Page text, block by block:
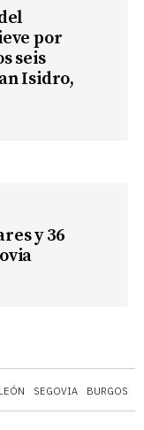
SEGOVIA BURGOS
por
seis
Isidro,
y 36